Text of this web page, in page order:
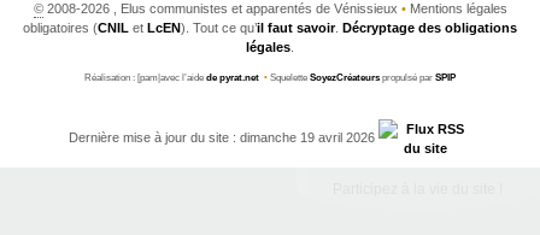
©2008-2026 , Elus communistes et apparentés de Vénissieux •Mentions légales
obligatoires (CNIL et LcEN). Tout ce qu’il faut savoir. Décryptage des obligations
légales.
Réalisation : [pam|avec l’aide de pyrat.net • Squelette SoyezCréateurs propulsé par SPIP
Dernière mise à jour du site : dimanche 19 avril 2026